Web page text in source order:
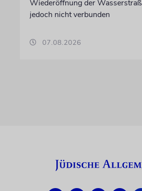
Wiederöffnung der
jedoch nicht verbunden
07.08.2026